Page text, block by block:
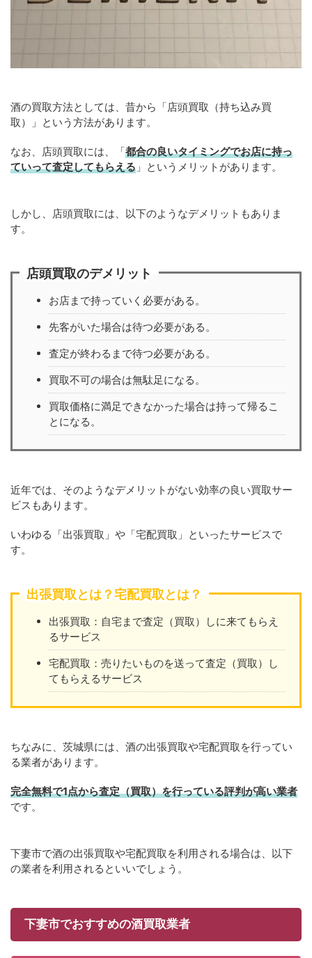
酒の買取方法としては、昔から「店頭買取（持ち込み買
取）」という方法があります。
なお、店頭買取には、「都合の良いタイミングでお店に持っ
ていって査定してもらえる 」というメリットがあります。
しかし、店頭買取には、以下のようなデメリットもありま
す。
店頭買取のデメリット
お店まで持っていく必要がある。
先客がいた場合は待つ必要がある。
査定が終わるまで待つ必要がある。
買取不可の場合は無駄足になる。
買取価格に満足できなかった場合は持って帰るこ
とになる。
近年では、そのようなデメリットがない効率の良い買取サー
ビスもあります。
いわゆる「出張買取」や「宅配買取」といったサービスで
す。
出張買取とは？宅配買取とは？
出張買取：自宅まで査定（買取）しに来てもらえ
るサービス
宅配買取：売りたいものを送って査定（買取）し
てもらえるサービス
ちなみに、茨城県には、酒の出張買取や宅配買取を行ってい
る業者があります。
完全無料で1点から査定（買取）を行っている評判が高い業者
です。
下妻市で酒の出張買取や宅配買取を利用される場合は、以下
の業者を利用されるといいでしょう。
下妻市でおすすめの酒買取業者